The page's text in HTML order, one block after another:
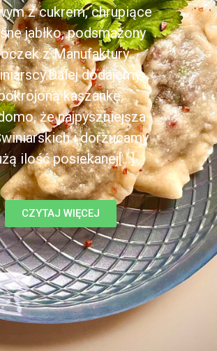
z cukrem, chrupiące
jabłko, podsmażony
z Manufaktury
dodajemy
kaszankę,
że najpyszniejsza
i dorzucamy
ilość posiekanej[...]
CZYTAJ WIĘCEJ